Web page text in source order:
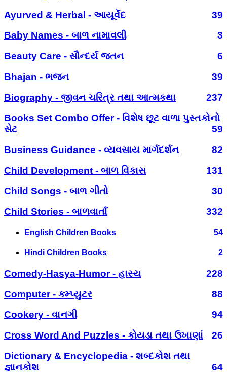
Ayurved & Herbal - આયૂર્વેદ
39
Baby Names - બાળ નામાવલી
3
Beauty Care - સૌન્દર્ય જતન
6
Bhajan - ભજન
39
Biography - જીવન ચરિત્ર તથા આત્મકથા
237
Books Set Combo Offer - વિશેષ છૂટ વાળા પુસ્તકોનો
સેટ
59
Business Guidance - વ્યવસાય માર્ગદર્શન
82
Child Development - બાળ વિકાસ
131
Child Songs - બાળ ગીતો
30
Child Stories - બાળવાર્તા
332
English Children Books 54
Hindi Children Books 2
Comedy-Hasya-Humor - હાસ્ય
228
Computer - કમ્પ્યુટર
88
Cookery - વાનગી
94
Cross Word And Puzzles - કોયડા તથા ઉખાણાં
26
Dictionary & Encyclopedia - શબ્દકોશ તથા
જ્ઞાનકોશ
64